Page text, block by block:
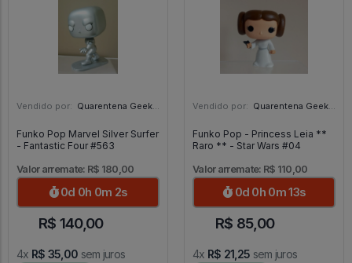
Vendido por: Quarentena Geek Store - SP
Funko Pop Marvel Silver Surfer
- Fantastic Four #563
Valor arremate: R$ 180,00
0d 0h 0m 0s
R$ 140,00
4x R$ 35,00 sem juros
Vendido por: Quarentena Geek Store - SP
Funko Pop - Princess Leia **
Raro ** - Star Wars #04
Valor arremate: R$ 110,00
0d 0h 0m 11s
R$ 85,00
4x R$ 21,25 sem juros